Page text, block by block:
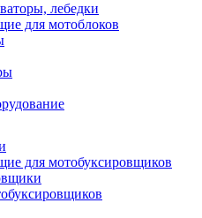
лебедки
для мотоблоков
для мотобуксировщиков